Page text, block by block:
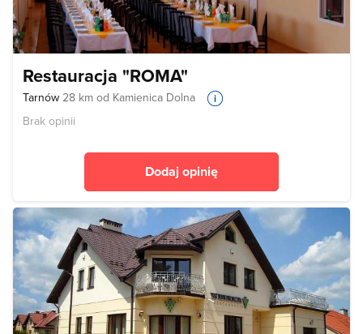
Restauracja "ROMA"
Tarnów 28 km od Kamienica Dolna
Brak opinii
Dodaj opinię